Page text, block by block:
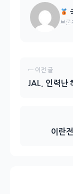
브론
← 이전 글
JAL, 인력난
이란